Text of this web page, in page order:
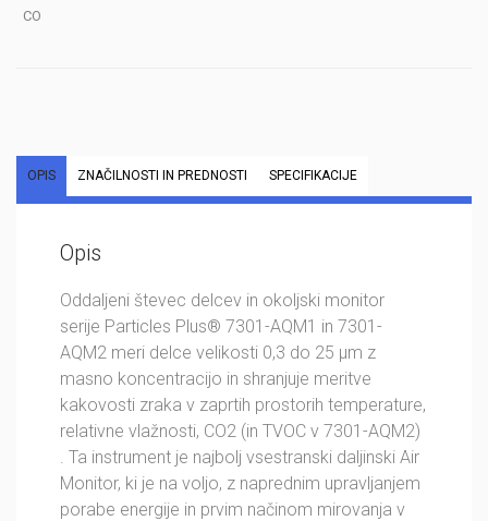
CO
OPIS ZNAČILNOSTI IN PREDNOSTI SPECIFIKACIJE
Opis
Oddaljeni števec delcev in okoljski monitor
serije Particles Plus® 7301-AQM1 in 7301-
AQM2 meri delce velikosti 0,3 do 25 µm z
masno koncentracijo in shranjuje meritve
kakovosti zraka v zaprtih prostorih temperature,
relativne vlažnosti, CO2 (in TVOC v 7301-AQM2)
. Ta instrument je najbolj vsestranski daljinski Air
Monitor, ki je na voljo, z naprednim upravljanjem
porabe energije in prvim načinom mirovanja v